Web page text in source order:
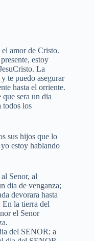
amor de Cristo.
estoy
La
te puedo asegurar
hasta el orriente.
sera un dia
todos los
sus hijos que lo
estoy hablando
Senor, al
dia de venganza;
devorara hasta
En la tierra del
el Senor
del SENOR; a